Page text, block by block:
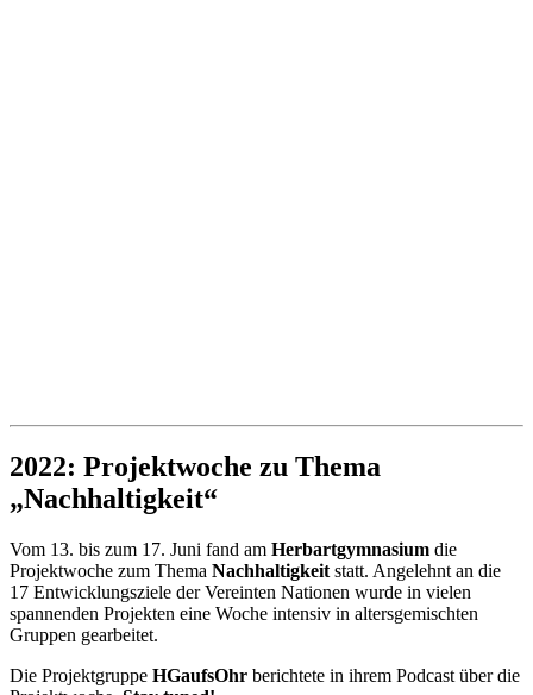
2022: Projektwoche zu Thema
„Nachhaltigkeit“
Vom 13. bis zum 17. Juni fand am Herbartgymnasium die
Projektwoche zum Thema Nachhaltigkeit statt. Angelehnt an die
17 Entwicklungsziele der Vereinten Nationen wurde in vielen
spannenden Projekten eine Woche intensiv in altersgemischten
Gruppen gearbeitet.
Die Projektgruppe HGaufsOhr berichtete in ihrem Podcast über die